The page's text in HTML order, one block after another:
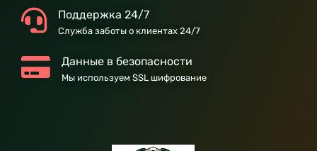
Поддержка 24/7
Служба заботы о клиентах 24/7
Данные в безопасности
Мы используем SSL шифрование